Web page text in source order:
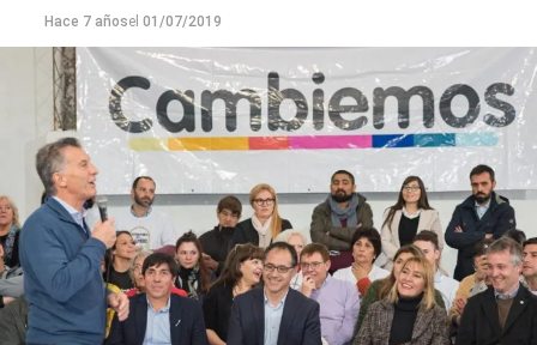
Hace 7 añosel 01/07/2019